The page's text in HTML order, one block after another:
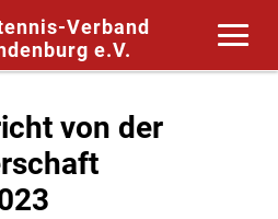
Verband
e.V.
von der